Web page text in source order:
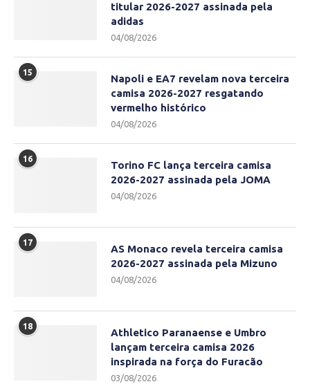
titular 2026-2027 assinada pela
adidas
04/08/2026
15
Napoli e EA7 revelam nova terceira
camisa 2026-2027 resgatando
vermelho histórico
04/08/2026
16
Torino FC lança terceira camisa
2026-2027 assinada pela JOMA
04/08/2026
17
AS Monaco revela terceira camisa
2026-2027 assinada pela Mizuno
04/08/2026
18
Athletico Paranaense e Umbro
lançam terceira camisa 2026
inspirada na força do Furacão
03/08/2026